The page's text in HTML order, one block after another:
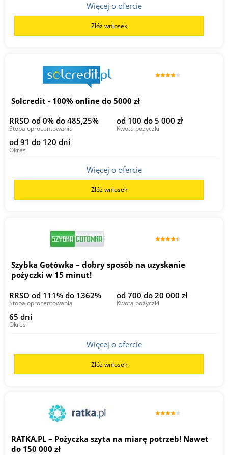
Więcej o ofercie
Złóż wniosek
Solcredit - 100% online do 5000 zł
RRSO od 0% do 485,25%
Stopa oprocentowania
od 100 do 5 000 zł
Kwota pożyczki
od 91 do 120 dni
Okres
Więcej o ofercie
Złóż wniosek
Szybka Gotówka – dobry sposób na uzyskanie
pożyczki w 15 minut!
RRSO od 111% do 1362%
Stopa oprocentowania
od 700 do 20 000 zł
Kwota pożyczki
65 dni
Okres
Więcej o ofercie
Złóż wniosek
RATKA.PL – Pożyczka szyta na miarę potrzeb! Nawet
do 150 000 zł